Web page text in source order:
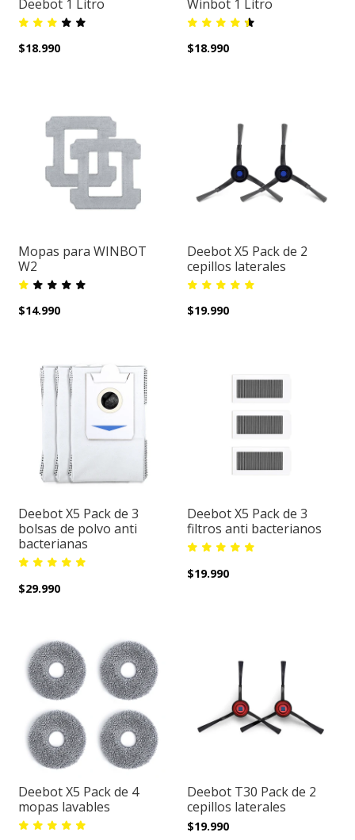
Deebot 1 Litro
$18.990
Winbot 1 Litro
$18.990
Mopas para WINBOT
W2
$14.990
Deebot X5 Pack de 2
cepillos laterales
$19.990
Deebot X5 Pack de 3
bolsas de polvo anti
bacterianas
$29.990
Deebot X5 Pack de 3
filtros anti bacterianos
$19.990
Deebot X5 Pack de 4
mopas lavables
Deebot T30 Pack de 2
cepillos laterales
$19.990